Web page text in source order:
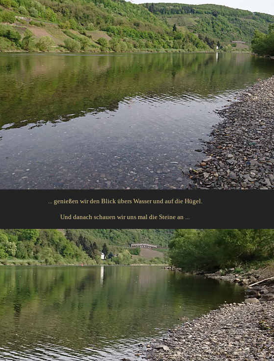
... genießen wir den Blick übers Wasser und auf die Hügel.
Und danach schauen wir uns mal die Steine an ...